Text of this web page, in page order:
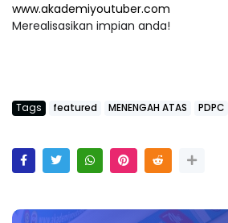
www.akademiyoutuber.com
Merealisasikan impian anda!
Tags featured MENENGAH ATAS PDPC